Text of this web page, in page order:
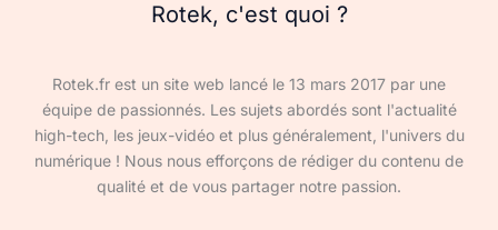
Rotek, c'est quoi ?
Rotek.fr est un site web lancé le 13 mars 2017 par une
équipe de passionnés. Les sujets abordés sont l'actualité
high-tech, les jeux-vidéo et plus généralement, l'univers du
numérique ! Nous nous efforçons de rédiger du contenu de
qualité et de vous partager notre passion.